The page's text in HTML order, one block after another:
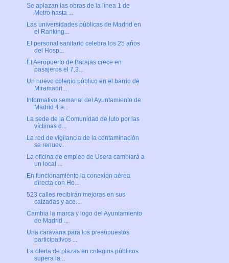
Se aplazan las obras de la línea 1 de
Metro hasta ...
Las universidades públicas de Madrid en
el Ranking...
El personal sanitario celebra los 25 años
del Hosp...
El Aeropuerto de Barajas crece en
pasajeros el 7,3...
Un nuevo colegio público en el barrio de
Miramadri...
Informativo semanal del Ayuntamiento de
Madrid 4 a...
La sede de la Comunidad de luto por las
víctimas d...
La red de vigilancia de la contaminación
se renuev...
La oficina de empleo de Usera cambiará a
un local ...
En funcionamiento la conexión aérea
directa con Ho...
523 calles recibirán mejoras en sus
calzadas y ace...
Cambia la marca y logo del Ayuntamiento
de Madrid ...
Una caravana para los presupuestos
participativos ...
La oferta de plazas en colegios públicos
supera la...